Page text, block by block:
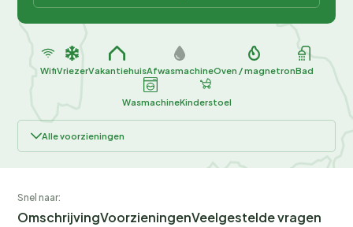
WifiVriezerVakantiehuisAfwasmachineOven / magnetronBad
WasmachineKinderstoel
Alle voorzieningen
Snel naar:
OmschrijvingVoorzieningenVeelgestelde vragen